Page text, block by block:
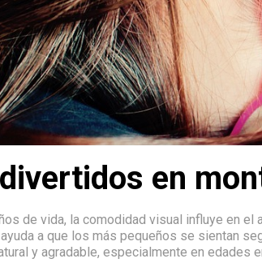
en
de vida, la comodidad visual influye en el
a que los más pequeños se sientan
y agradable, especialmente en edades